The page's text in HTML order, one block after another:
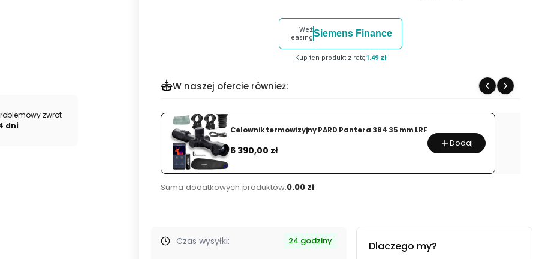
zwrot
dni
do
optyki
Fog
Free
w
pudełku
Weź
leasingSiemens Finance
Kup ten produkt z ratą1.49 zł
W naszej ofercie również:
Celownik termowizyjny PARD Pantera 384 35 mm LRF
Cena
6 390,00 zł
Dodaj
Suma dodatkowych produktów:0.00 zł
Czas wysyłki: 24 godziny Dlaczego my?